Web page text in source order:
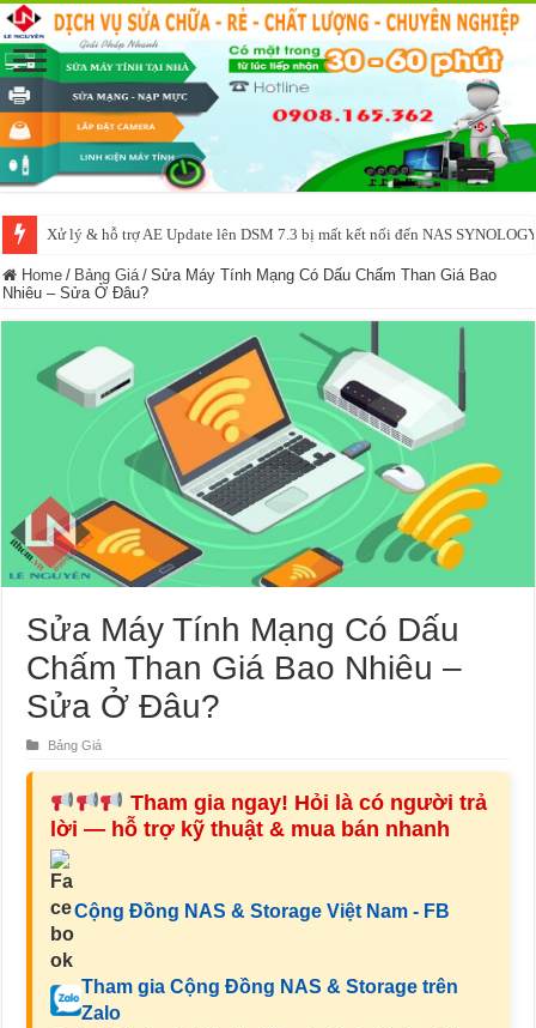
NAS IO DATA N3160 2BAY 4BAY – chạy SYNOLOGY, OMV, CASA
Home / Bảng Giá / Sửa Máy Tính Mạng Có Dấu Chấm Than Giá Bao
Nhiêu – Sửa Ở Đâu?
Sửa Máy Tính Mạng Có Dấu
Chấm Than Giá Bao Nhiêu –
Sửa Ở Đâu?
Bảng Giá
Tham gia ngay! Hỏi là có người trả
lời — hỗ trợ kỹ thuật & mua bán nhanh
Cộng Đồng NAS & Storage Việt Nam - FB
Tham gia Cộng Đồng NAS & Storage trên
Zalo